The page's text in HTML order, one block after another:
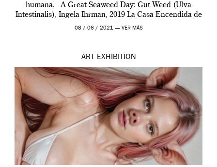
humana. A Great Seaweed Day: Gut Weed (Ulva
Intestinalis), Ingela Ihrman, 2019 La Casa Encendida de
Madrid y la Wellcome […]
08 / 06 / 2021 — VER MÁS
ART EXHIBITION